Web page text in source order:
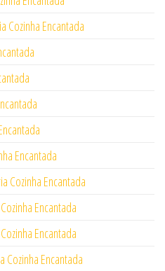
Cozinha Encantada
Encantada
Cozinha Encantada
Encantada
Encantada
Encantada